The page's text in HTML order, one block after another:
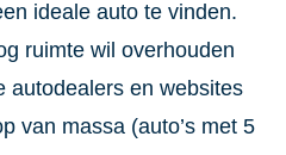
ideale auto te vinden.
ruimte wil overhouden
autodealers en websites
van massa (auto’s met 5